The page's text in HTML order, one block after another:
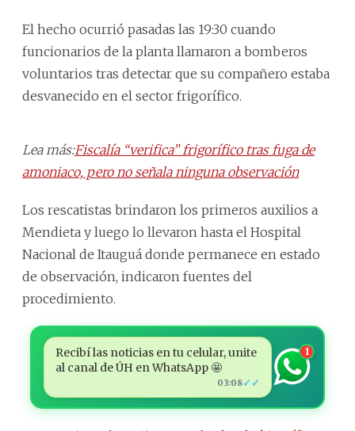
El hecho ocurrió pasadas las 19:30 cuando
funcionarios de la planta llamaron a bomberos
voluntarios tras detectar que su compañero estaba
desvanecido en el sector frigorífico.
Lea más:Fiscalía “verifica” frigorífico tras fuga de
amoniaco, pero no señala ninguna observación
Los rescatistas brindaron los primeros auxilios a
Mendieta y luego lo llevaron hasta el Hospital
Nacional de Itauguá donde permanece en estado
de observación, indicaron fuentes del
procedimiento.
Recibí las noticias en tu celular, unite
al canal de ÚH en WhatsApp 🤩
03:08✓✓
1